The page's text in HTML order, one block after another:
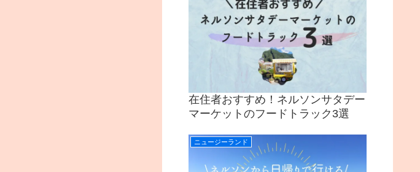
在住者おすすめ！ネルソンサタデー
マーケットのフードトラック3選
ニュージーランド